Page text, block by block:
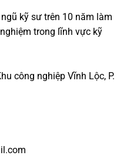
kỹ sư trên 10 năm làm
trong lĩnh vực kỹ
công nghiệp Vĩnh Lộc, P.